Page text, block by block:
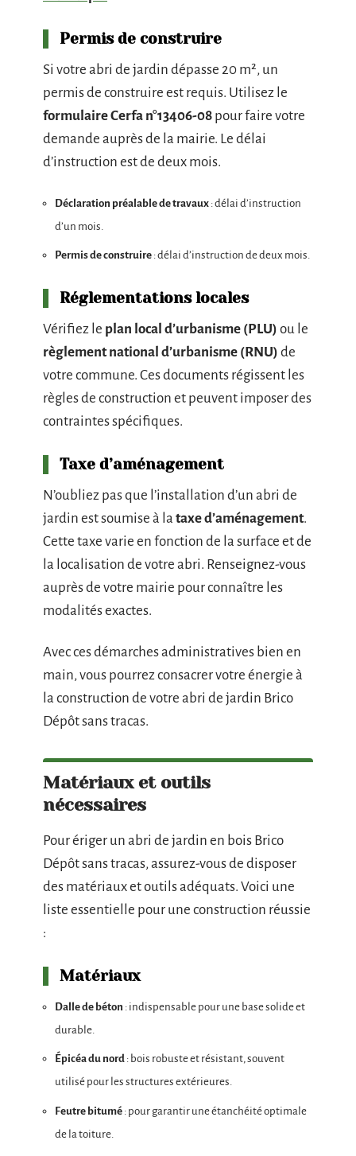
Permis de construire
Si votre abri de jardin dépasse 20 m², un
permis de construire est requis. Utilisez le
formulaire Cerfa n°13406-08 pour faire votre
demande auprès de la mairie. Le délai
d’instruction est de deux mois.
Déclaration préalable de travaux : délai d’instruction
d’un mois.
Permis de construire : délai d’instruction de deux mois.
Réglementations locales
Vérifiez le plan local d’urbanisme (PLU) ou le
règlement national d’urbanisme (RNU) de
votre commune. Ces documents régissent les
règles de construction et peuvent imposer des
contraintes spécifiques.
Taxe d’aménagement
N’oubliez pas que l’installation d’un abri de
jardin est soumise à la taxe d’aménagement.
Cette taxe varie en fonction de la surface et de
la localisation de votre abri. Renseignez-vous
auprès de votre mairie pour connaître les
modalités exactes.
Avec ces démarches administratives bien en
main, vous pourrez consacrer votre énergie à
la construction de votre abri de jardin Brico
Dépôt sans tracas.
Matériaux et outils
nécessaires
Pour ériger un abri de jardin en bois Brico
Dépôt sans tracas, assurez-vous de disposer
des matériaux et outils adéquats. Voici une
liste essentielle pour une construction réussie
:
Matériaux
Dalle de béton : indispensable pour une base solide et
durable.
Épicéa du nord : bois robuste et résistant, souvent
utilisé pour les structures extérieures.
Feutre bitumé : pour garantir une étanchéité optimale
de la toiture.